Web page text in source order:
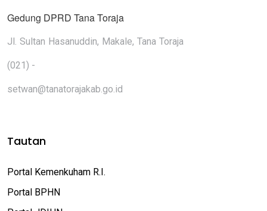
Gedung DPRD Tana Toraja
Jl. Sultan Hasanuddin, Makale, Tana Toraja
(021) -
setwan@tanatorajakab.go.id
Tautan
Portal Kemenkuham R.I.
Portal BPHN